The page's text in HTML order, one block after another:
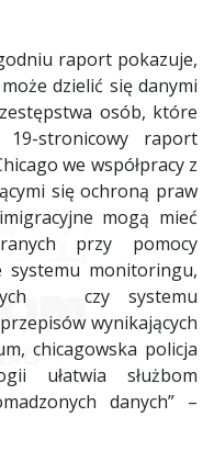
raport pokazuje,
dzielić się danymi
osób, które
stronicowy raport
we współpracy z
się ochroną praw
mogą mieć
przy pomocy
systemu monitoringu,
czy systemu
wynikających
chicagowska policja
ułatwia służbom
danych” –